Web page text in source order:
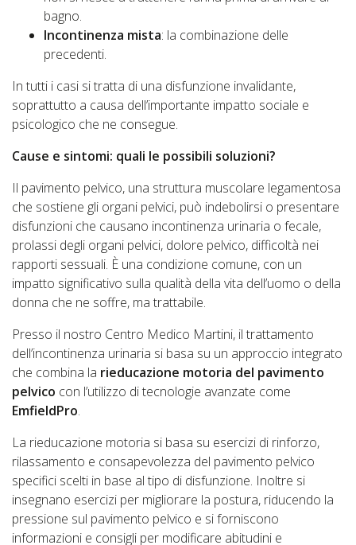
bagno.
Incontinenza mista: la combinazione delle
precedenti.
In tutti i casi si tratta di una disfunzione invalidante,
soprattutto a causa dell’importante impatto sociale e
psicologico che ne consegue.
Cause e sintomi: quali le possibili soluzioni?
Il pavimento pelvico, una struttura muscolare legamentosa
che sostiene gli organi pelvici, può indebolirsi o presentare
disfunzioni che causano incontinenza urinaria o fecale,
prolassi degli organi pelvici, dolore pelvico, difficoltà nei
rapporti sessuali. È una condizione comune, con un
impatto significativo sulla qualità della vita dell’uomo o della
donna che ne soffre, ma trattabile.
Presso il nostro Centro Medico Martini, il trattamento
dell’incontinenza urinaria si basa su un approccio integrato
che combina la rieducazione motoria del pavimento
pelvico con l’utilizzo di tecnologie avanzate come
EmfieldPro.
La rieducazione motoria si basa su esercizi di rinforzo,
rilassamento e consapevolezza del pavimento pelvico
specifici scelti in base al tipo di disfunzione. Inoltre si
insegnano esercizi per migliorare la postura, riducendo la
pressione sul pavimento pelvico e si forniscono
informazioni e consigli per modificare abitudini e